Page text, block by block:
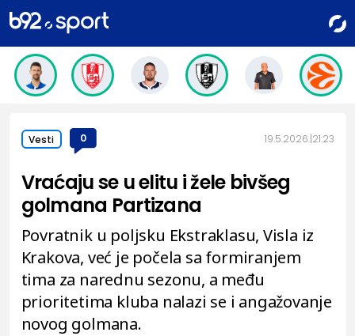
Vesti 0 19.5.2026. 21:23
Vraćaju se u elitu i žele bivšeg
golmana Partizana
Povratnik u poljsku Ekstraklasu, Visla iz
Krakova, već je počela sa formiranjem
tima za narednu sezonu, a među
prioritetima kluba nalazi se i angažovanje
novog golmana.